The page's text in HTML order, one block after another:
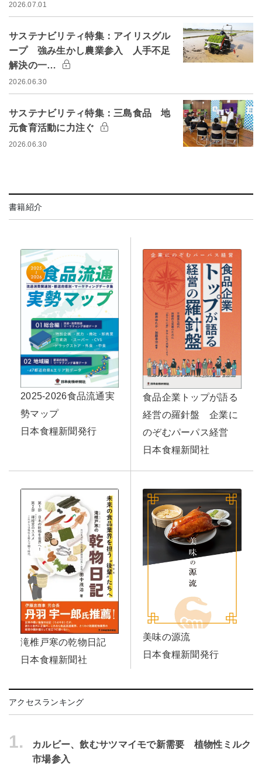
2026.07.01
サステナビリティ特集：アイリスグル
ープ 強み生かし農業参入 人手不足
解決の一…
2026.06.30
サステナビリティ特集：三島食品 地
元食育活動に力注ぐ
2026.06.30
書籍紹介
2025-2026食品流通実
勢マップ
日本食糧新聞発行
食品企業トップが語る
経営の羅針盤 企業に
のぞむパーパス経営
日本食糧新聞社
滝椎戸寒の乾物日記
日本食糧新聞社
美味の源流
日本食糧新聞発行
アクセスランキング
1.
カルビー、飲むサツマイモで新需要 植物性ミルク
市場参入